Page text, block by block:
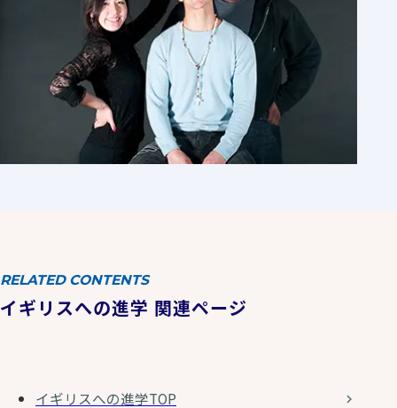
RELATED CONTENTS
イギリスへの進学 関連ページ
イギリスへの進学TOP